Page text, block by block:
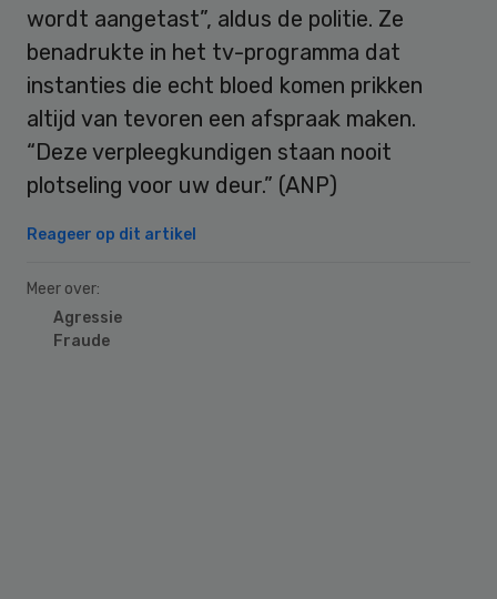
wordt aangetast”, aldus de politie. Ze
benadrukte in het tv-programma dat
instanties die echt bloed komen prikken
altijd van tevoren een afspraak maken.
“Deze verpleegkundigen staan nooit
plotseling voor uw deur.” (ANP)
Reageer op dit artikel
Meer over:
Agressie
Fraude